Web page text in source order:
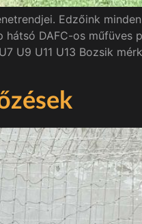
Edzőink
DAFC-os műfüves
U9 U11 U13 Bozsik